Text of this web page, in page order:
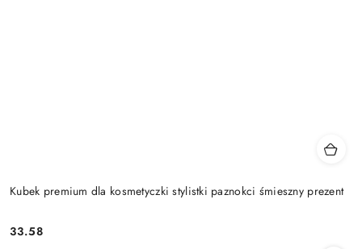
Kubek premium dla kosmetyczki stylistki paznokci śmieszny prezent
Cena:
33.58